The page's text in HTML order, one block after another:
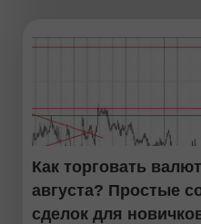
Как торговать
августа? Простые
сделок для